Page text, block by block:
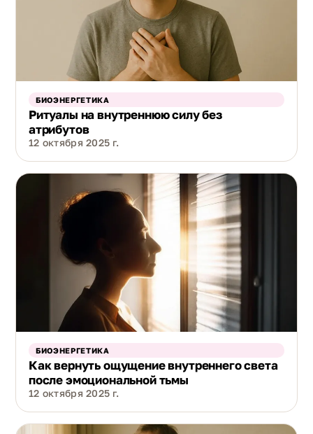
БИОЭНЕРГЕТИКА
Ритуалы на внутреннюю силу без
атрибутов
12 октября 2025 г.
БИОЭНЕРГЕТИКА
Как вернуть ощущение внутреннего света
после эмоциональной тьмы
12 октября 2025 г.